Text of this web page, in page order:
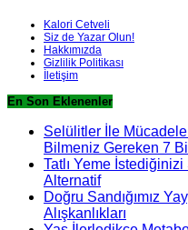
Kalori Cetveli
Siz de Yazar Olun!
Hakkımızda
Gizlilik Politikası
İletişim
En Son Eklenenler
Selülitler İle
Bilmeniz Gereken 7
Tatlı Yeme İstediğinizi
Alternatif
Doğru Sandığımız
Alışkanlıkları